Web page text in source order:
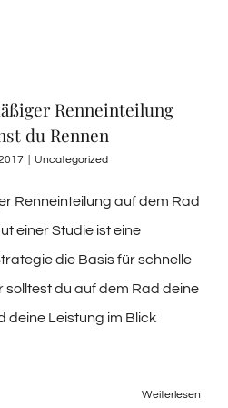
Renneinteilung
du Rennen
Uncategorized
Renneinteilung auf dem Rad
einer Studie ist eine
die Basis für schnelle
solltest du auf dem Rad deine
deine Leistung im Blick
Weiterlesen